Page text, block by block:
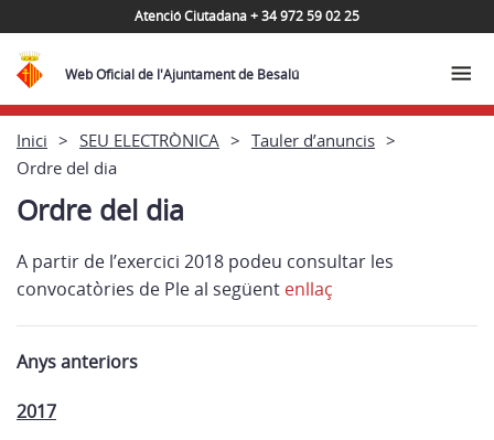
Atenció Ciutadana + 34 972 59 02 25
Web Oficial de l'Ajuntament de Besalú
Inici SEU ELECTRÒNICA
Tauler d’anuncis
Ordre del dia
Ordre del dia
A partir de l’exercici 2018 podeu consultar les
convocatòries de Ple al següent enllaç
Anys anteriors
2017